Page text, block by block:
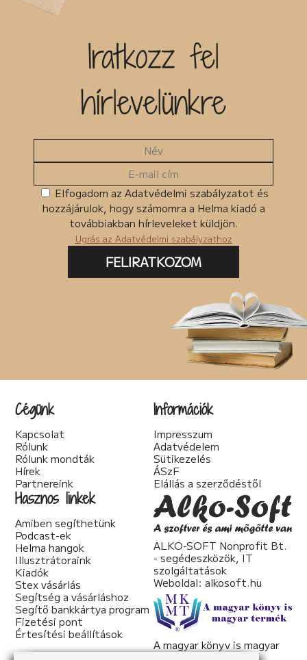
Címke
Új címke hozzáadása
MKMT könyv
Ingyenes termékek
Csomagban szerepel
Iratkozz fel
hírlevelünkre
Elfogadom az Adatvédelmi szabályzatot és
hozzájárulok, hogy számomra a Helma kiadó a
továbbiakban hírleveleket küldjön.
Ugrás az Adatvédelmi szabályzathoz
FELIRATKOZOM
Cégünk
Kapcsolat
Rólunk
Rólunk mondták
Hírek
Partnereink
Információk
Impresszum
Adatvédelem
Sütikezelés
ÁSzF
Elállás a szerződéstől
Hasznos linkek
Amiben segíthetünk
Podcast-ek
Helma hangok
Illusztrátoraink
Kiadók
Stex vásárlás
Segítség a vásárláshoz
Segítő bankkártya program
Fizetési pont
Értesítési beállítások
ALKO-SOFT Nonprofit Bt.
- segédeszközök, IT
szolgáltatások
Weboldal: alkosoft.hu
A magyar könyv is magyar
termék